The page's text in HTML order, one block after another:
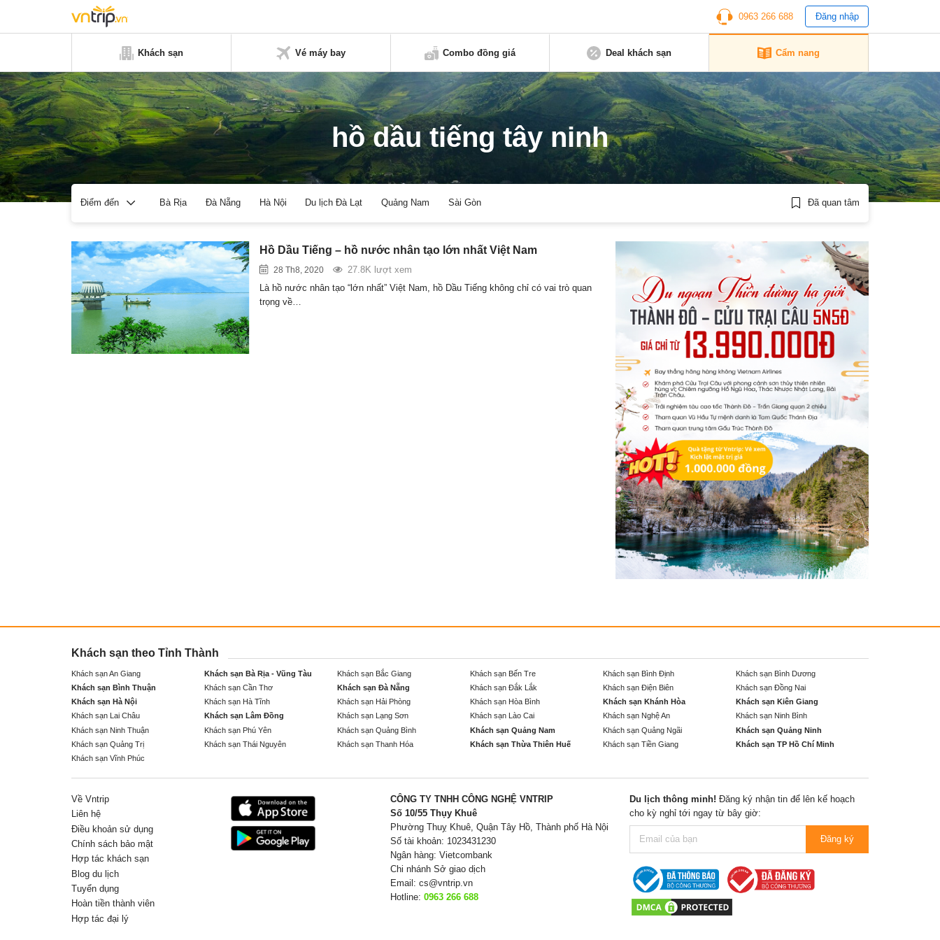
0963 266 688 Đăng nhập
Khách sạn Vé máy bay Combo đồng giá Deal khách sạn Cẩm nang
hồ dầu tiếng tây ninh
Điểm đến Bà Rịa Đà Nẵng Hà Nội Du lịch Đà Lạt Quảng Nam Sài Gòn Đã quan tâm
Hồ Dầu Tiếng – hồ nước nhân tạo lớn nhất Việt Nam
28 Th8, 2020
27.8K lượt xem
Là hồ nước nhân tạo “lớn nhất” Việt Nam, hồ Dầu Tiếng không chỉ có vai trò quan
trọng về…
Khách sạn theo Tỉnh Thành
Khách sạn An Giang Khách sạn Bà Rịa - Vũng Tàu Khách sạn Bắc Giang Khách sạn Bến Tre Khách sạn Bình Định
Khách sạn Bình Dương
Khách sạn Bình Thuận
Khách sạn Cần Thơ Khách sạn Đà Nẵng Khách sạn Đắk Lắk Khách sạn Điện Biên
Khách sạn Đồng Nai
Khách sạn Hà Nội
Khách sạn Hà Tĩnh Khách sạn Hải Phòng Khách sạn Hòa Bình Khách sạn Khánh Hòa
Khách sạn Kiên Giang
Khách sạn Lai Châu
Khách sạn Lâm Đồng Khách sạn Lạng Sơn Khách sạn Lào Cai Khách sạn Nghệ An
Khách sạn Ninh Bình
Khách sạn Ninh Thuận
Khách sạn Phú Yên Khách sạn Quảng Bình Khách sạn Quảng Nam Khách sạn Quảng Ngãi
Khách sạn Quảng Ninh
Khách sạn Quảng Trị
Khách sạn Thái Nguyên Khách sạn Thanh Hóa Khách sạn Thừa Thiên Huế Khách sạn Tiền Giang
Khách sạn TP Hồ Chí Minh
Khách sạn Vĩnh Phúc
Về Vntrip
Liên hệ
Điều khoản sử dụng
Chính sách bảo mật
Hợp tác khách sạn
Blog du lịch
Tuyển dụng
Hoàn tiền thành viên
Hợp tác đại lý
CÔNG TY TNHH CÔNG NGHỆ VNTRIP
Số 10/55 Thụy Khuê
Phường Thuỵ Khuê, Quận Tây Hồ, Thành phố Hà Nội
Số tài khoản: 1023431230
Ngân hàng: Vietcombank
Chi nhánh Sở giao dịch
Email: cs@vntrip.vn
Hotline: 0963 266 688
Du lịch thông minh! Đăng ký nhận tin để lên kế hoạch
cho kỳ nghỉ tới ngay từ bây giờ:
Đăng ký